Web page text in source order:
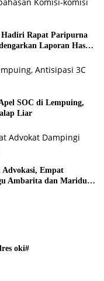
Rapat Paripurna
Laporan Hasil
SOC di Lempuing,
Liar
Empat
Ambarita dan Mariduk
oki#